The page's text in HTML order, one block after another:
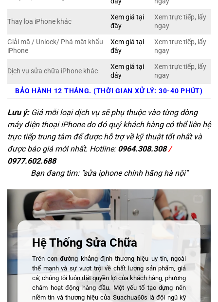
Thay loa iPhone khác
Xem giá tại
đây
Xem trực tiếp, lấy
ngay
Giải mã / Unlock/ Phá mật khẩu
iPhone
Xem giá tại
đây
Xem trực tiếp, lấy
ngay
Dịch vụ sửa chữa iPhone khác
Xem giá tại
đây
Xem trực tiếp, lấy
ngay
BẢO HÀNH 12 THÁNG. (THỜI GIAN XỬ LÝ: 30-40 PHÚT)
Lưu ý:Giá mỗi loại dịch vụ sẽ phụ thuộc vào từng dòng
máy điện thoại iPhone do đó quý khách hàng có thể liên hệ
trực tiếp trung tâm để được hỗ trợ về kỹ thuật tốt nhất và
được báo giá mới nhất. Hotline: 0964.308.308/
0977.602.688
Bạn đang tìm: "sửa iphone chính hãng hà nội"
Hệ Thống Sửa Chữa
Trên con đường khẳng định thương hiệu uy tín, ngoài
thế mạnh và sự vượt trội về chất lượng sản phẩm, giá
cả; chúng tôi luôn đặt quyền lợi của khách hàng, phương
châm hoạt động hàng đầu. Một yếu tố tạo dựng nên
niềm tin và thương hiệu của Suachua60s là đội ngũ kỹ